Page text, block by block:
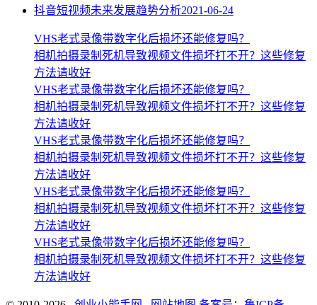
抖音短视频未来发展趋势分析2021-06-24
VHS老式录像带数字化后损坏还能修复吗？
相机拍摄录制死机导致视频文件损坏打不开？这些修复
方法请收好
VHS老式录像带数字化后损坏还能修复吗？
相机拍摄录制死机导致视频文件损坏打不开？这些修复
方法请收好
VHS老式录像带数字化后损坏还能修复吗？
相机拍摄录制死机导致视频文件损坏打不开？这些修复
方法请收好
VHS老式录像带数字化后损坏还能修复吗？
相机拍摄录制死机导致视频文件损坏打不开？这些修复
方法请收好
VHS老式录像带数字化后损坏还能修复吗？
相机拍摄录制死机导致视频文件损坏打不开？这些修复
方法请收好